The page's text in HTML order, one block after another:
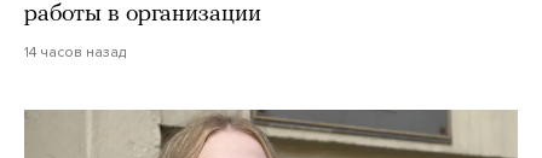
работы в организации
14 часов назад